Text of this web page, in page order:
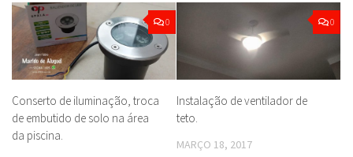
0
Conserto de iluminação, troca
de embutido de solo na área
da piscina.
0
Instalação de ventilador de
teto.
MARÇO 18, 2017